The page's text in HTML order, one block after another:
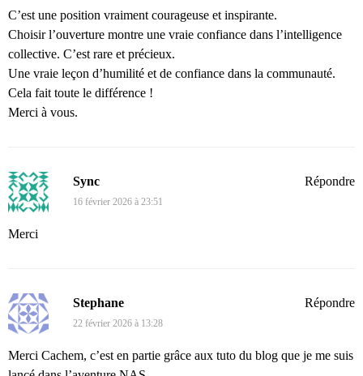
C’est une position vraiment courageuse et inspirante.
Choisir l’ouverture montre une vraie confiance dans l’intelligence
collective. C’est rare et précieux.
Une vraie leçon d’humilité et de confiance dans la communauté.
Cela fait toute le différence !
Merci à vous.
Sync
16 février 2026 à 23:51
Merci
Répondre
Stephane
22 février 2026 à 13:28
Merci Cachem, c’est en partie grâce aux tuto du blog que je me suis
Répondre